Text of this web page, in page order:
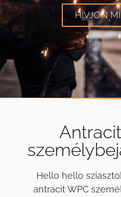
HÍVJON
Hello hello
antracit WPC